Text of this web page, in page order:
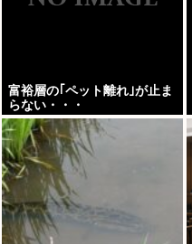
富裕層の｢ペット離れ｣が止ま
らない・・・